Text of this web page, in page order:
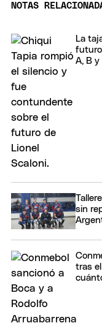
NOTAS
La
futuro
A, B y
sin
tras